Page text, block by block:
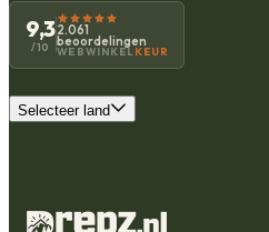
9,3
/10
2.061
beoordelingen
WEBWINKEL KEUR
Selecteer land